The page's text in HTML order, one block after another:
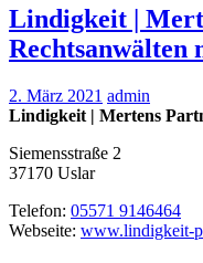
Lindigkeit |
Rechtsanwälten
2. März 2021 admin
Lindigkeit | Mertens
Siemensstraße 2
37170 Uslar
Telefon: 05571 9146464
Webseite: www.lindigkeit-